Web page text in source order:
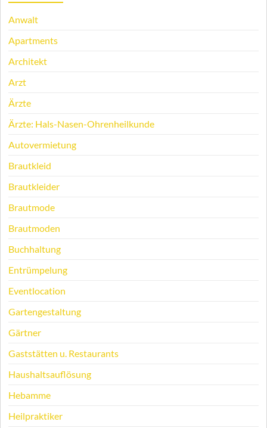
Anwalt
Apartments
Architekt
Arzt
Ärzte
Ärzte: Hals-Nasen-Ohrenheilkunde
Autovermietung
Brautkleid
Brautkleider
Brautmode
Brautmoden
Buchhaltung
Entrümpelung
Eventlocation
Gartengestaltung
Gärtner
Gaststätten u. Restaurants
Haushaltsauflösung
Hebamme
Heilpraktiker